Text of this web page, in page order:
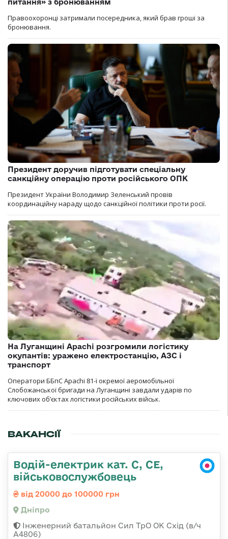
Правоохоронці затримали посередника, який брав гроші за
бронювання.
Президент доручив підготувати спеціальну
санкційну операцію проти російського ОПК
Президент України Володимир Зеленський провів
координаційну нараду щодо санкційної політики проти росії.
На Луганщині Apachi розгромили логістику
окупантів: уражено електростанцію, АЗС і
транспорт
Оператори ББпС Apachi 81-ї окремої аеромобільної
Слобожанської бригади на Луганщині завдали ударів по
ключових об’єктах логістики російських військ.
ВАКАНСІЇ
Водій-електрик кат. С, СЕ,
військовослужбовець
від 20000 до 100000 грн
Дніпро
Інженерний батальйон Сил ТрО ОК Схід (в/ч
А4806)